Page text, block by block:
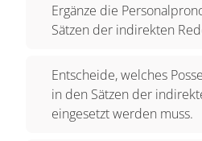
Ergänze die
Sätzen der indirekten
Entscheide, welches
in den Sätzen der
eingesetzt werden muss.